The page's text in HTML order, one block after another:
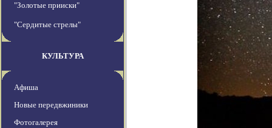
"Золотые прииски"
"Сердитые стрелы"
КУЛЬТУРА
Афиша
Новые передвжиники
Фотогалерея